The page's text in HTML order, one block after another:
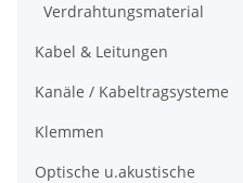
Verdrahtungsmaterial
Kabel & Leitungen
Kanäle / Kabeltragsysteme
Klemmen
Optische u.akustische